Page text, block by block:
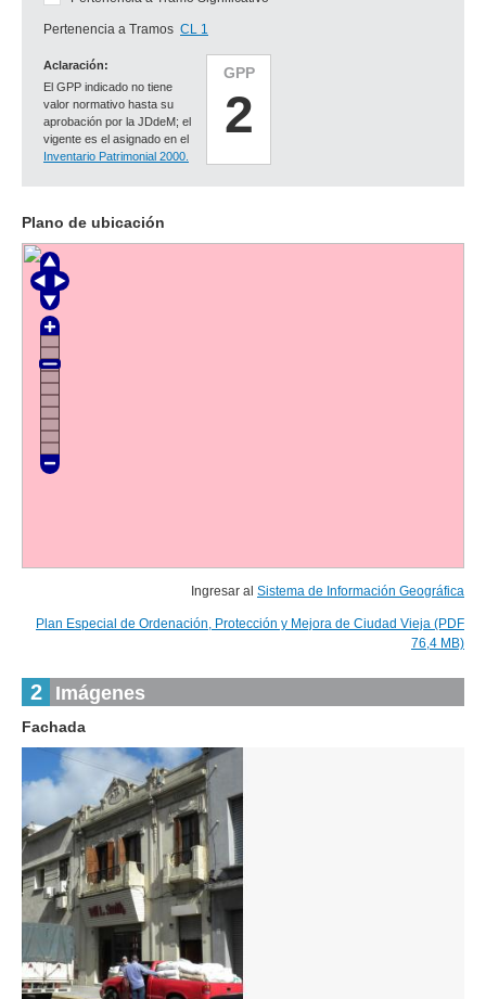
GPP
2
Aclaración:
El GPP indicado no tiene
valor normativo hasta su
aprobación por la JDdeM; el
vigente es el asignado en el
Inventario Patrimonial 2000.
Pertenencia a Tramos CL 1
Plano de ubicación
Ingresar al Sistema de Información Geográfica
Plan Especial de Ordenación, Protección y Mejora de Ciudad Vieja (PDF
76,4 MB)
2 Imágenes
Fachada